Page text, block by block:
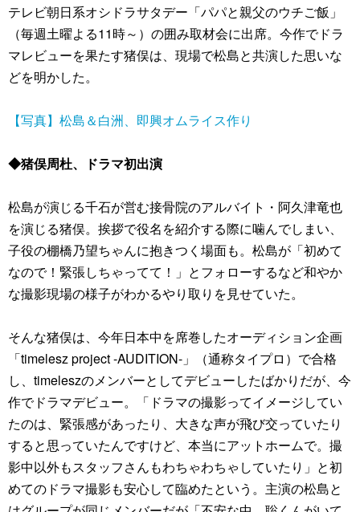
テレビ朝日系オシドラサタデー「パパと親父のウチご飯」
（毎週土曜よる11時～）の囲み取材会に出席。今作でドラ
マレビューを果たす猪俣は、現場で松島と共演した思いな
どを明かした。
【写真】松島＆白洲、即興オムライス作り
◆猪俣周杜、ドラマ初出演
松島が演じる千石が営む接骨院のアルバイト・阿久津竜也
を演じる猪俣。挨拶で役名を紹介する際に噛んでしまい、
子役の棚橋乃望ちゃんに抱きつく場面も。松島が「初めて
なので！緊張しちゃってて！」とフォローするなど和やか
な撮影現場の様子がわかるやり取りを見せていた。
そんな猪俣は、今年日本中を席巻したオーディション企画
「timelesz project -AUDITION-」（通称タイプロ）で合格
し、timeleszのメンバーとしてデビューしたばかりだが、今
作でドラマデビュー。「ドラマの撮影ってイメージしてい
たのは、緊張感があったり、大きな声が飛び交っていたり
すると思っていたんですけど、本当にアットホームで。撮
影中以外もスタッフさんもわちゃわちゃしていたり」と初
めてのドラマ撮影も安心して臨めたという。主演の松島と